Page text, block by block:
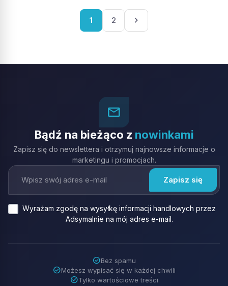
Stronicowanie
1 2 chevron_right
mail_outline
Bądź na bieżąco z nowinkami
Zapisz się do newslettera i otrzymuj najnowsze informacje o
marketingu i promocjach.
Wyrażam zgodę na wysyłkę informacji handlowych przez
Adsymalnie na mój adres e-mail.
check_circleBez spamu
check_circleMożesz wypisać się w każdej chwili
check_circleTylko wartościowe treści